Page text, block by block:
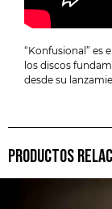
“Konfusional” es
los discos
desde su
PRODUCTOS